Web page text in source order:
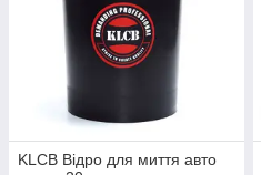
KLCB Відро для миття авто